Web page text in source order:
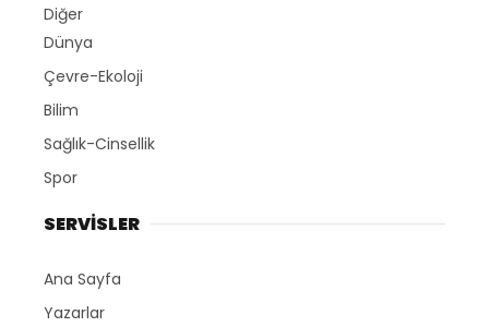
Diğer
Dünya
Çevre-Ekoloji
Bilim
Sağlık-Cinsellik
Spor
SERVİSLER
Ana Sayfa
Yazarlar